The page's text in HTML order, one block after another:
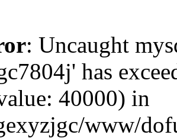
: Uncaught
has
40000) in
www/